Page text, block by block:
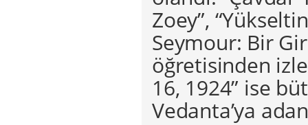
Zoey”,
Seymour: Bir
öğretisinden
16, 1924” ise
Vedanta’ya